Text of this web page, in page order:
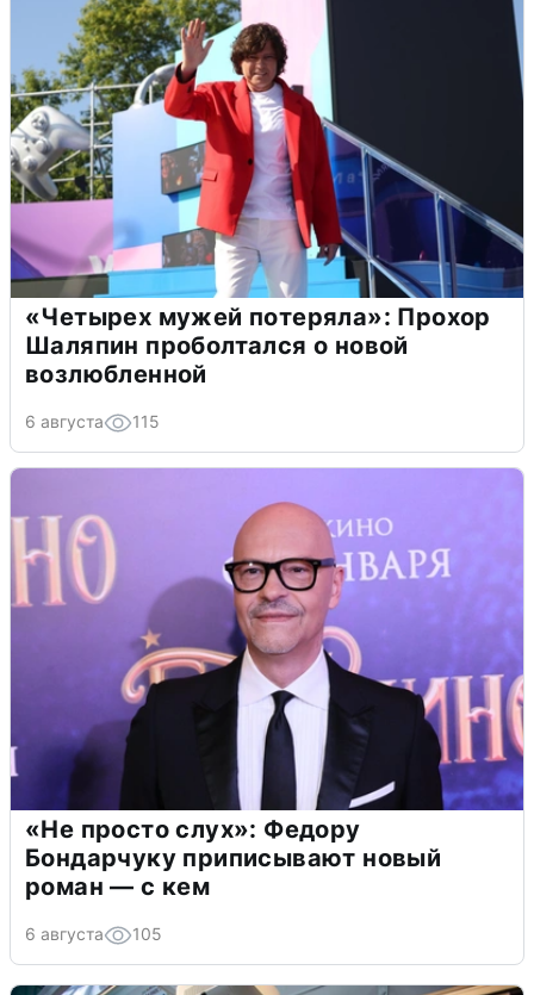
«Четырех мужей потеряла»: Прохор
Шаляпин проболтался о новой
возлюбленной
6 августа 115
«Не просто слух»: Федору
Бондарчуку приписывают новый
роман — с кем
6 августа 105